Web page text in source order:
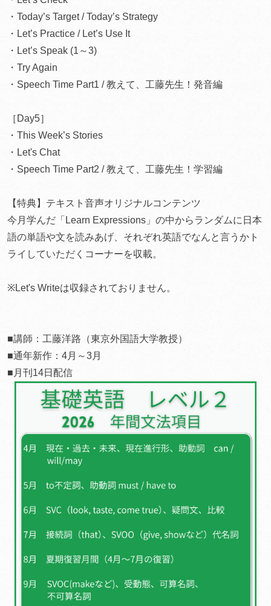
・Today’s Target / Today’s Strategy
・Let’s Practice / Let’s Use It
・Let’s Speak (1～3)
・Try Again
・Speech Time Part1 / 教えて、工藤先生！発音編
［Day5］
・This Week’s Stories
・Let's Chat
・Speech Time Part2 / 教えて、工藤先生！学習編
【特典】テキスト音声オリジナルコンテンツ
今月学んだ「Learn Expressions」の中からランダムに日本
語の単語や文を読みあげ、それぞれ英語でなんと言うかト
ライしていただくコーナーを収載。
※Let's Writeは収録されておりません。
■講師：工藤洋路（東京外国語大学教授）
■通年新作：4月～3月
■月刊14日配信